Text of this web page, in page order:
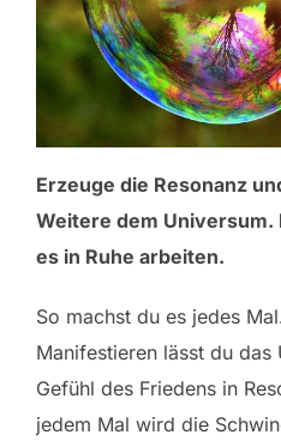
Erzeuge die Resonanz
Weitere dem Universum.
es in Ruhe arbeiten.
So machst du es jedes
Manifestieren lässt du das
Gefühl des Friedens in
jedem Mal wird die